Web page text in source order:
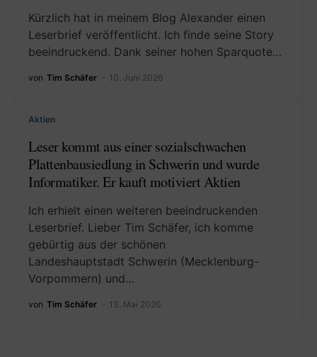
Kürzlich hat in meinem Blog Alexander einen
Leserbrief veröffentlicht. Ich finde seine Story
beeindruckend. Dank seiner hohen Sparquote…
von Tim Schäfer 10. Juni 2026
Aktien
Leser kommt aus einer sozialschwachen
Plattenbausiedlung in Schwerin und wurde
Informatiker. Er kauft motiviert Aktien
Ich erhielt einen weiteren beeindruckenden
Leserbrief. Lieber Tim Schäfer, ich komme
gebürtig aus der schönen
Landeshauptstadt Schwerin (Mecklenburg-
Vorpommern) und…
von Tim Schäfer 13. Mai 2020